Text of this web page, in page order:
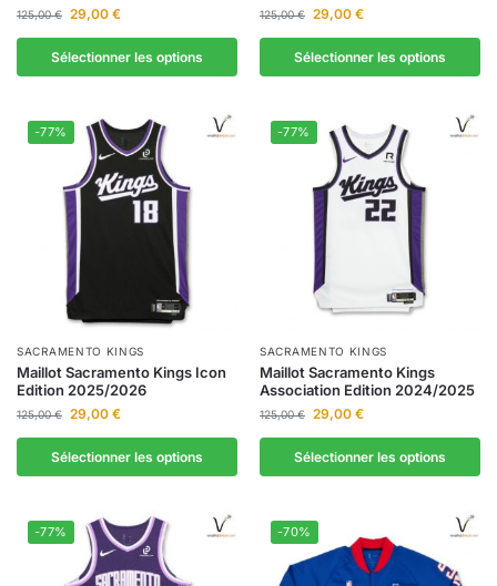
125,00€ 29,00 €
Sélectionner les options
125,00€ 29,00 €
Sélectionner les options
-77%
SACRAMENTO KINGS
Maillot Sacramento Kings Icon
Edition 2025/2026
125,00€ 29,00 €
Sélectionner les options
-77%
SACRAMENTO KINGS
Maillot Sacramento Kings
Association Edition 2024/2025
125,00€ 29,00 €
Sélectionner les options
-77% -70%